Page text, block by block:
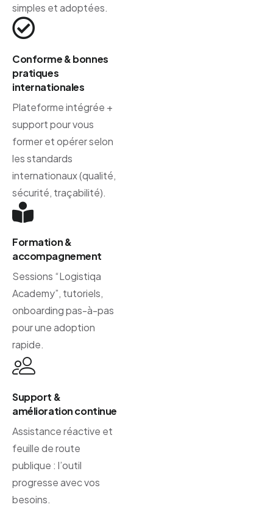
simples et adoptées.
Conforme & bonnes
pratiques
internationales
Plateforme intégrée +
support pour vous
former et opérer selon
les standards
internationaux (qualité,
sécurité, traçabilité).
Formation &
accompagnement
Sessions “Logistiqa
Academy”, tutoriels,
onboarding pas-à-pas
pour une adoption
rapide.
Support &
amélioration continue
Assistance réactive et
feuille de route
publique : l’outil
progresse avec vos
besoins.